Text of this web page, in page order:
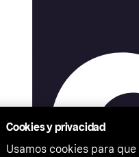
Cookies y privacidad
Usamos cookies para